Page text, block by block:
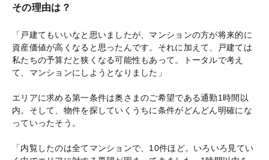
その理由は？
「戸建てもいいなと思いましたが、マンションの方が将来的に
資産価値が高くなると思ったんです。それに加えて、戸建ては
私たちの予算だと狭くなる可能性もあって。トータルで考え
て、マンションにしようとなりました」
エリアに求める第一条件は奥さまのご希望である通勤1時間以
内。そして、物件を探していくうちに条件がどんどん明確にな
っていったそう。
「内覧したのは全てマンションで、10件ほど。いろいろ見てい